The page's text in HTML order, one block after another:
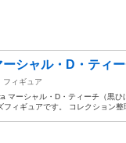
シャル・D・ティ
フィギュア
マーシャル・D・ティーチ（黒
ィギュアです。 コレクション整